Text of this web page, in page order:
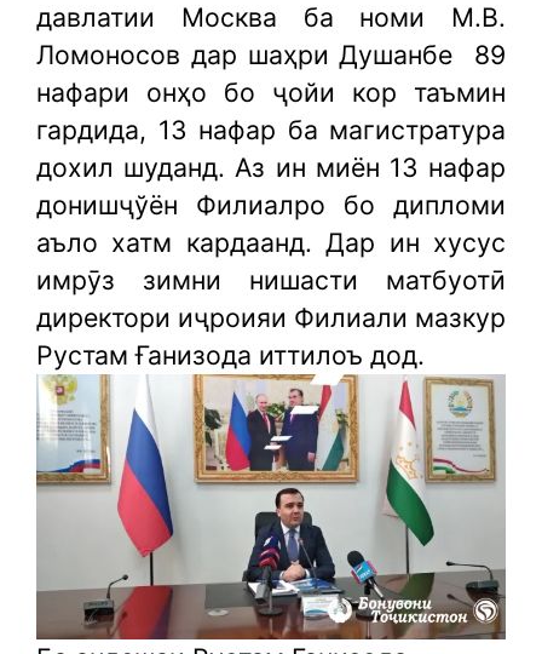
давлатии Москва ба номи М.В.
Ломоносов дар шаҳри Душанбе
89
нафари онҳо бо ҷойи кор таъмин
гардида, 13 нафар ба магистратура
дохил шуданд. Аз ин миён 13 нафар
донишҷўён Филиалро бо дипломи
аъло хатм кардаанд. Дар ин хусус
имрӯз зимни нишасти матбуотӣ
директори иҷроияи Филиали мазкур
Рустам Ғанизода иттилоъ дод.